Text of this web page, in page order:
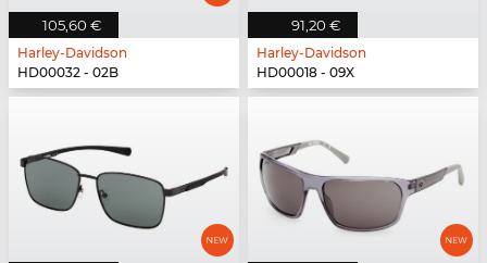
105,60 €
Harley-Davidson
HD00032 - 02B
91,20 €
Harley-Davidson
HD00018 - 09X